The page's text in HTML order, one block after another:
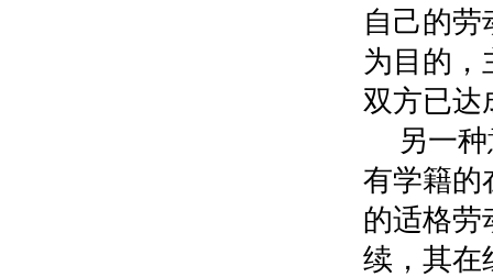
自己的
为目的，
双方已达
另一
有学籍的
的适格劳
续，其在